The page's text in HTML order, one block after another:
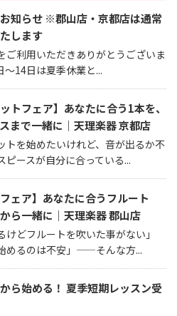
知らせ ※郡山店・京都店は通常
します
ご利用いただきありがとうございま
～14日は夏季休業と...
ットフェア】あなたに合う1本を、
まで一緒に｜天理楽器 京都店
トを始めたいけれど、音が出るか不
ピースが自分に合っている...
フェア】あなたに合うフルート
ら一緒に｜天理楽器 郡山店
けどフルートを吹いた事がない」
めるのは不安」——そんな方...
ら始める！ 夏季短期レッスン受